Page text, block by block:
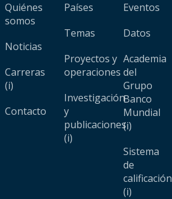
Quiénes
somos
Noticias
Carreras
(i)
Contacto
Países
Temas
Proyectos y
operaciones
Investigación
y
publicaciones
(i)
Eventos
Datos
Academia
del
Grupo
Banco
Mundial
(i)
Sistema
de
calificación
(i)